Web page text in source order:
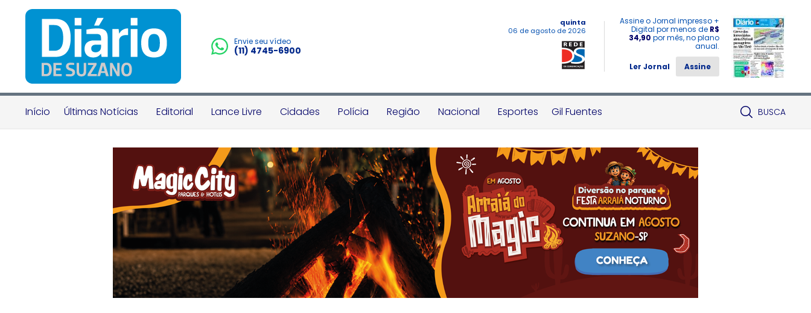
Envie seu vídeo
(11) 4745-6900
quinta
06 de agosto de 2026
Assine o Jornal impresso +
Digital por menos de R$
34,90 por mês, no plano
anual.
Ler Jornal
Assine
Início Últimas Notícias Editorial Lance Livre Cidades Polícia Região Nacional Esportes Gil Fuentes BUSCA